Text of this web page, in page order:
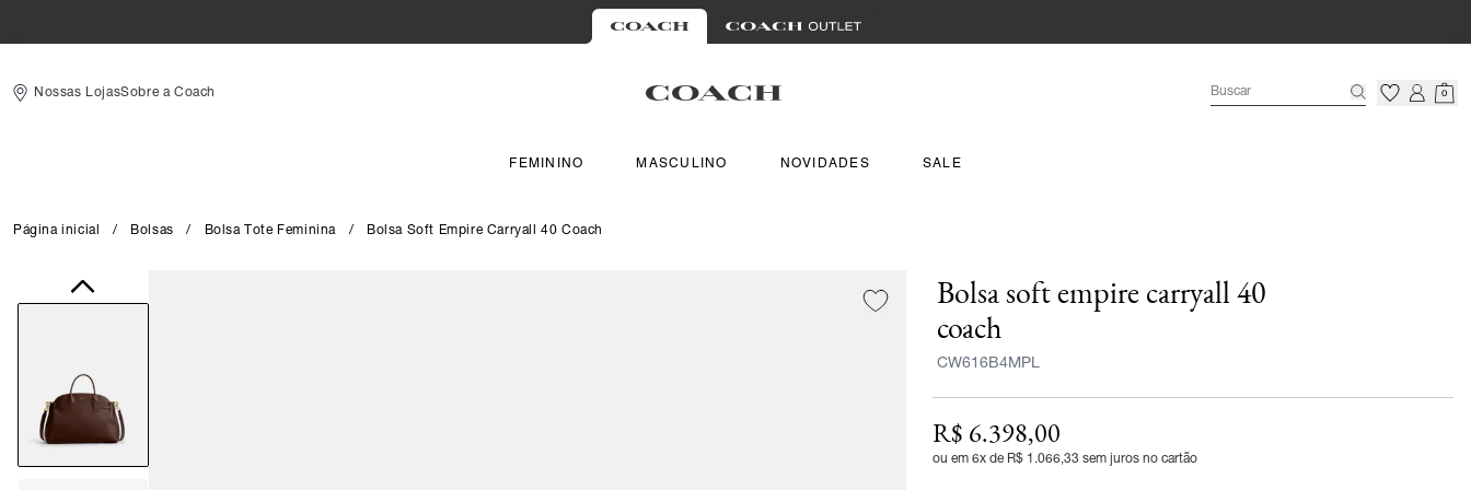
Nossas LojasSobre a Coach 0
FEMININO MASCULINO NOVIDADES SALE
Página inicial / Bolsas / Bolsa Tote Feminina / Bolsa Soft Empire Carryall 40 Coach
Bolsa soft empire carryall 40
coach
CW616B4MPL
R$ 6.398,00
ou em 6x de R$ 1.066,33 sem juros no cartão